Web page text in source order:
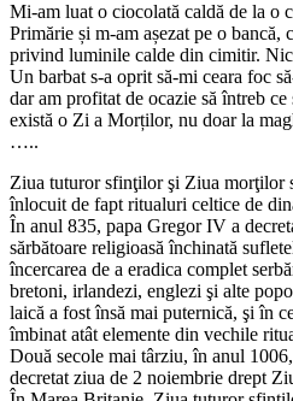
Mi-am luat o ciocolată caldă de la o
Primărie și m-am așezat pe o bancă,
privind luminile calde din cimitir.
Un barbat s-a oprit să-mi ceara foc
dar am profitat de ocazie să întreb
există o Zi a Morților, nu doar la
…..
Ziua tuturor sfinţilor şi Ziua morţilor
înlocuit de fapt ritualuri celtice de
În anul 835, papa Gregor IV a
sărbătoare religioasă închinată
încercarea de a eradica complet
bretoni, irlandezi, englezi şi alte
laică a fost însă mai puternică, şi în
îmbinat atât elemente din vechile
Două secole mai târziu, în anul
decretat ziua de 2 noiembrie drept